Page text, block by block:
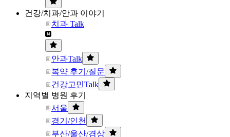
건강/치과/안과 이야기
치과 Talk
안과Talk
복약 후기/질문
건강고민Talk
지역별 병원 후기
서울
경기/인천
부산/울산/경상